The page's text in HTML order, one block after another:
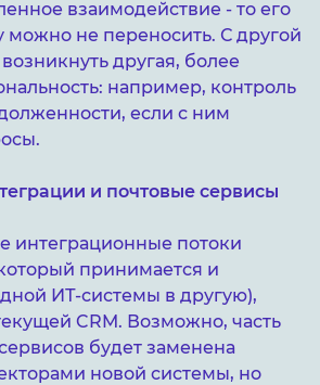
взаимодействие - то его
можно не переносить. С другой
другая, более
например, контроль
если с ним
и почтовые сервисы
интеграционные потоки
принимается и
ИТ-системы в другую),
CRM. Возможно, часть
будет заменена
новой системы, но